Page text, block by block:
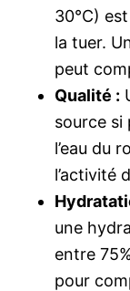
30°C)
la tuer.
peut
Qualité :
source si
l’eau du
l’activité
une
entre
pour